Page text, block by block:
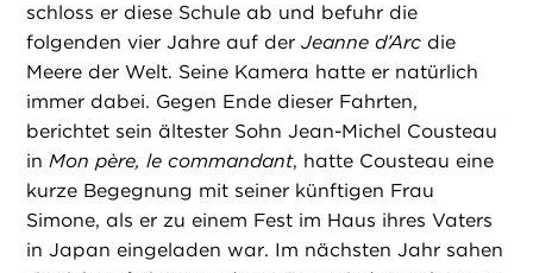
schloss er diese Schule ab und befuhr die
folgenden vier Jahre auf derJeanne d’Arc die
Meere der Welt. Seine Kamera hatte er natürlich
immer dabei. Gegen Ende dieser Fahrten,
berichtet sein ältester Sohn Jean-Michel Cousteau
inMon père, le commandant, hatte Cousteau eine
kurze Begegnung mit seiner künftigen Frau
Simone, als er zu einem Fest im Haus ihres Vaters
in Japan eingeladen war. Im nächsten Jahr sahen